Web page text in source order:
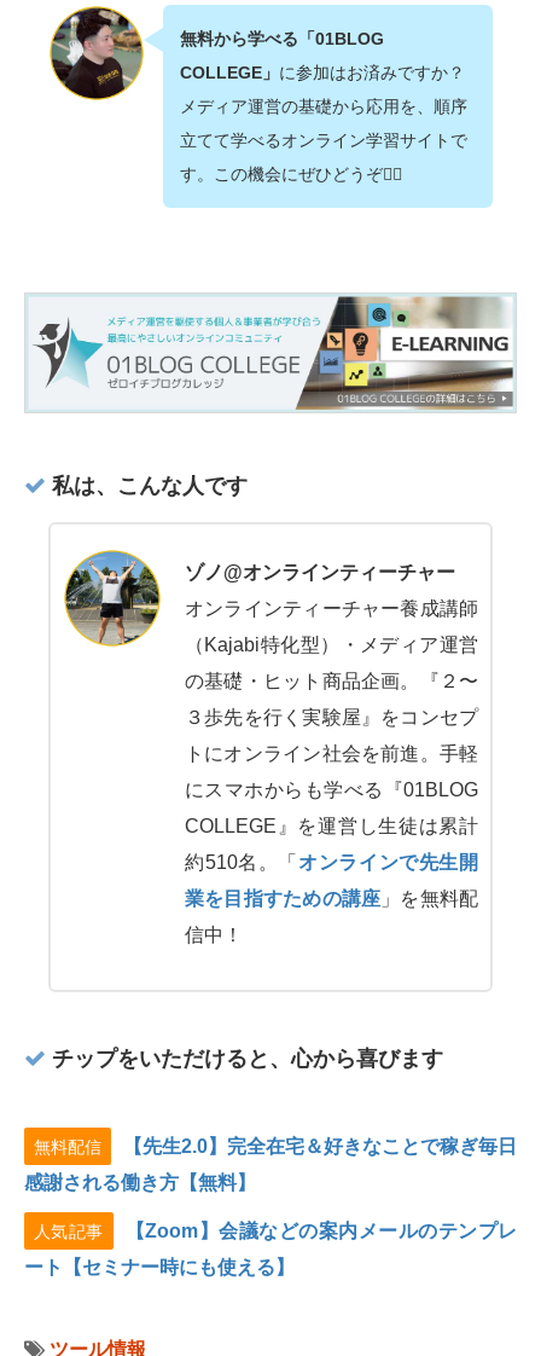
無料から学べる「01BLOG
COLLEGE」 に参加はお済みですか？
メディア運営の基礎から応用を、順序
立てて学べるオンライン学習サイトで
す。この機会にぜひどうぞ💁‍♂️
私は、こんな人です
ゾノ@オンラインティーチャー
オンラインティーチャー養成講師
（Kajabi特化型）・メディア運営
の基礎・ヒット商品企画。『２〜
３歩先を行く実験屋』をコンセプ
トにオンライン社会を前進。手軽
にスマホからも学べる『01BLOG
COLLEGE』を運営し生徒は累計
約510名。「 オンラインで先生開
業を目指すための講座 」を無料配
信中！
チップをいただけると、心から喜びます
無料配信
【先生2.0】完全在宅＆好きなことで稼ぎ毎日
感謝される働き方【無料】
人気記事
【Zoom】会議などの案内メールのテンプレ
ート【セミナー時にも使える】
ツール情報